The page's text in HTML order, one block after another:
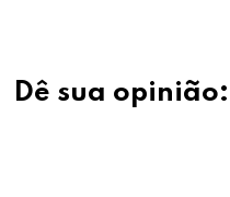
Dê sua opinião: